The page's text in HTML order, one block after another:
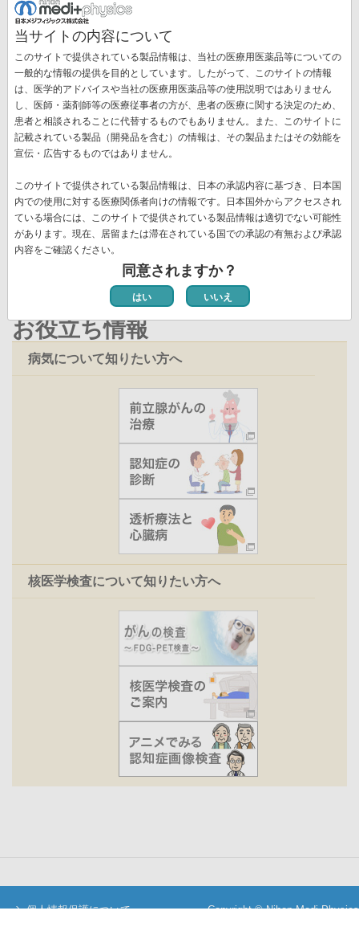
2020年1月08日
レセプト点検ソフトウェア「AIレセチェッカー」の販売開
始について(PDF)
2019年11月29日 プレスリリース
組織改正および人事異動のお知らせ(PDF)
ペ
ー
ジ先
頭
ペ
ー
ジ
« 最初
前
ペ
ー
ジ
‹‹
ペ
ー
ジ
12
ペ
ー
ジ
13
ペ
ジ
14
ペ
ジ
15
ペ
ジ
16
ペ
ジ
17
ー
ジ
レ
ン
ト
ペ
ー
ジ
ペ
ー
ジ
終
ペ
ー
新着情報一覧
お役立ち情報
病気について知りたい方へ
核医学検査について知りたい方へ
個人情報保護について
Copyright © Nihon Medi-Physics
当サイトの内容について
このサイトで提供されている製品情報は、当社の医療用医薬品等についての
一般的な情報の提供を目的としています。したがって、このサイトの情報
は、医学的アドバイスや当社の医療用医薬品等の使用説明ではありません
し、医師・薬剤師等の医療従事者の方が、患者の医療に関する決定のため、
患者と相談されることに代替するものでもありません。また、このサイトに
記載されている製品（開発品を含む）の情報は、その製品またはその効能を
宣伝・広告するものではありません。
このサイトで提供されている製品情報は、日本の承認内容に基づき、日本国
内での使用に対する医療関係者向けの情報です。日本国外からアクセスされ
ている場合には、このサイトで提供されている製品情報は適切でない可能性
があります。現在、居留または滞在されている国での承認の有無および承認
内容をご確認ください。
同意されますか？
はい いいえ